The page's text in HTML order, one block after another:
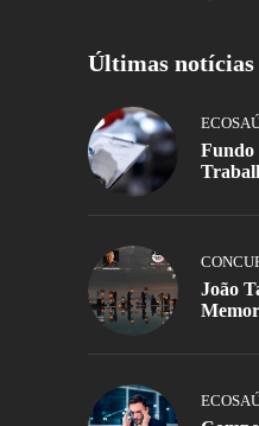
Últimas notícias
Fundo
João